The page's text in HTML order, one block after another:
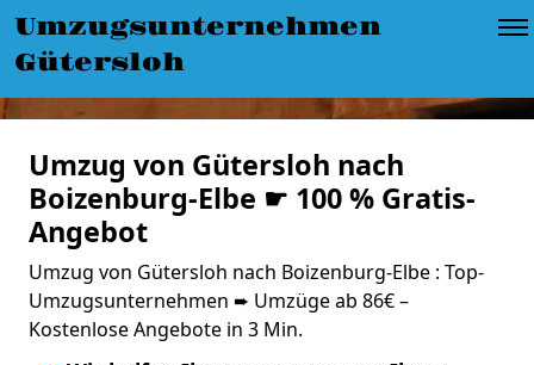
Umzugsunternehmen
Gütersloh
Umzug von Gütersloh nach
Boizenburg-Elbe ☛ 100 % Gratis-
Angebot
Umzug von Gütersloh nach Boizenburg-Elbe : Top-
Umzugsunternehmen ➨ Umzüge ab 86€ –
Kostenlose Angebote in 3 Min.